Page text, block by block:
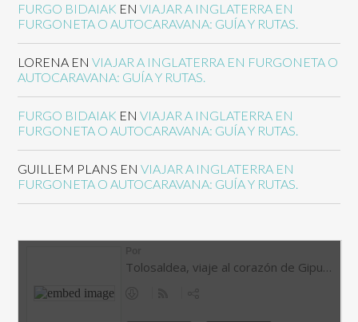
FURGO BIDAIAK ENVIAJAR A INGLATERRA EN
FURGONETA O AUTOCARAVANA: GUÍA Y RUTAS.
LORENA ENVIAJAR A INGLATERRA EN FURGONETA O
AUTOCARAVANA: GUÍA Y RUTAS.
FURGO BIDAIAK ENVIAJAR A INGLATERRA EN
FURGONETA O AUTOCARAVANA: GUÍA Y RUTAS.
GUILLEM PLANS ENVIAJAR A INGLATERRA EN
FURGONETA O AUTOCARAVANA: GUÍA Y RUTAS.